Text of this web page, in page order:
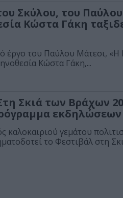
Σκύλου, του
Κώστα Γάκη
έργο του Παύλου Μάτεσι,
Κώστα Γάκη,...
Σκιά των Βράχων
εκδηλώσεων
καλοκαιριού γεμάτου
το Φεστιβάλ στη